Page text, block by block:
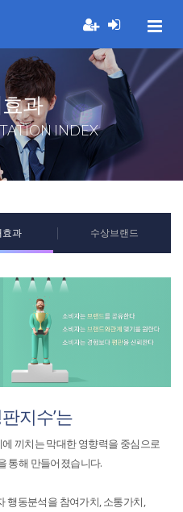
과
INDEX
효과 수상브랜드
지수’는
끼치는 막대한 영향력을 중심으로
통해 만들어졌습니다.
행동분석을 참여가치, 소통가치,